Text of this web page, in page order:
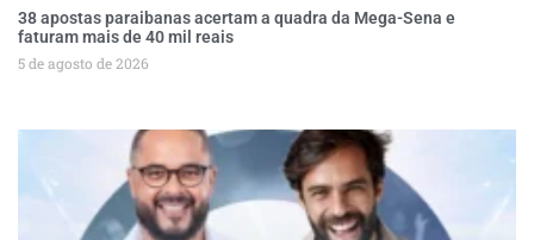
38 apostas paraibanas acertam a quadra da Mega-Sena e
faturam mais de 40 mil reais
5 de agosto de 2026